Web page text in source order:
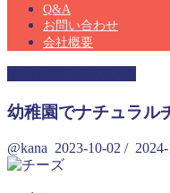
Q&A
お問い合わせ
会社概要
幼稚園でナチュラル
@kana 2023-10-02 /